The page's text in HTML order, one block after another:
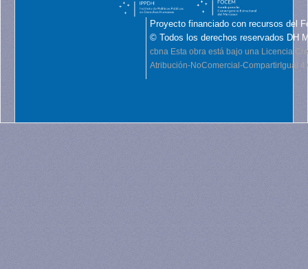
Proyecto financiado con recursos del
© Todos los derechos reservados DH
cbna Esta obra está bajo una Licencia
Atribución-NoComercial-CompartirIgual